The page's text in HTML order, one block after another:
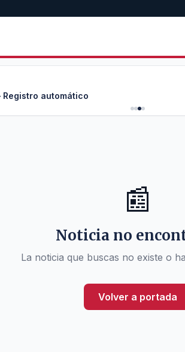
automático
📰
Noticia no
La noticia que buscas no existe o
Volver a portada